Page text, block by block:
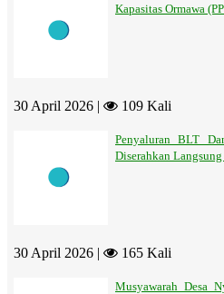
Kapasitas Ormawa
30 April 2026 | 109 Kali
Penyaluran BLT
Diserahkan
30 April 2026 | 165 Kali
Musyawarah Desa